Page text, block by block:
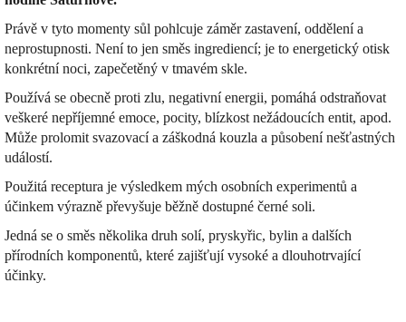
Právě v tyto momenty sůl pohlcuje záměr zastavení, oddělení a
neprostupnosti. Není to jen směs ingrediencí; je to energetický otisk
konkrétní noci, zapečetěný v tmavém skle.
Používá se obecně proti zlu, negativní energii, pomáhá odstraňovat
veškeré nepříjemné emoce, pocity, blízkost nežádoucích entit, apod.
Může prolomit svazovací a záškodná kouzla a působení nešťastných
událostí.
Použitá receptura je výsledkem mých osobních experimentů a
účinkem výrazně převyšuje běžně dostupné černé soli.
Jedná se o směs několika druh solí, pryskyřic, bylin a dalších
přírodních komponentů, které zajišťují vysoké a dlouhotrvající
účinky.